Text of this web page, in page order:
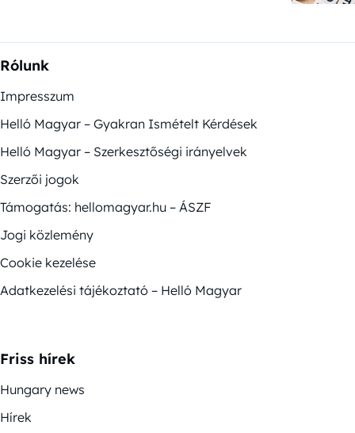
Rólunk
Impresszum
Helló Magyar – Gyakran Ismételt Kérdések
Helló Magyar – Szerkesztőségi irányelvek
Szerzői jogok
Támogatás: hellomagyar.hu – ÁSZF
Jogi közlemény
Cookie kezelése
Adatkezelési tájékoztató – Helló Magyar
Friss hírek
Hungary news
Hírek